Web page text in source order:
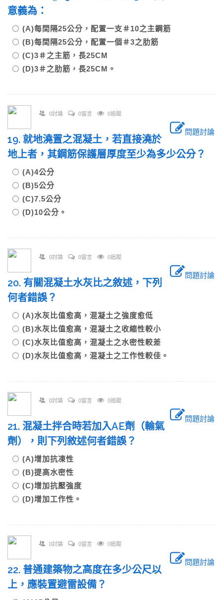
意義為：
(A)每間隔25公分，配置一支＃10之主鋼筋
(B)每間隔25公分，配置一個＃3之肋筋
(C)3＃之主筋，長25CM
(D)3＃之肋筋，長25CM。
0討論 0留言 0追蹤
問題討論
19. 就地澆置之混凝土，若直接澆於
地上者，其鋼筋保護層厚度至少為多少公分？
(A)4公分
(B)5公分
(C)7.5公分
(D)10公分。
0討論 0留言 0追蹤
問題討論
20. 有關混凝土水灰比之敘述，下列
何者錯誤？
(A)水灰比值愈高，混凝土之強度愈低
(B)水灰比值愈高，混凝土之收縮性較小
(C)水灰比值愈高，混凝土之水密性較差
(D)水灰比值愈高，混凝土之工作性較佳。
0討論 0留言 0追蹤
問題討論
21. 混凝土拌合時若加入AE劑（輸氣
劑），則下列敘述何者錯誤？
(A)增加抗凍性
(B)提高水密性
(C)增加抗壓強度
(D)增加工作性。
0討論 0留言 0追蹤
問題討論
22. 普通建築物之高度在多少公尺以
上，應裝置避雷設備？